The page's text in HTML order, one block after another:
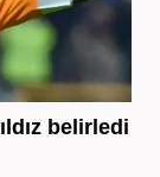
belirledi